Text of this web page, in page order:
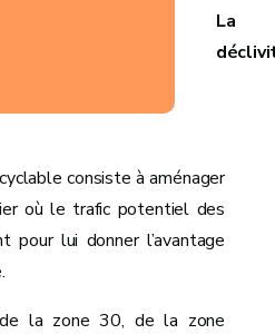
La
consiste à aménager
où le trafic potentiel des
pour lui donner l’avantage
la zone 30, de la zone